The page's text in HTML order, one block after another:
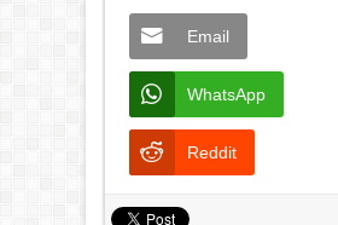
Email
WhatsApp
Reddit